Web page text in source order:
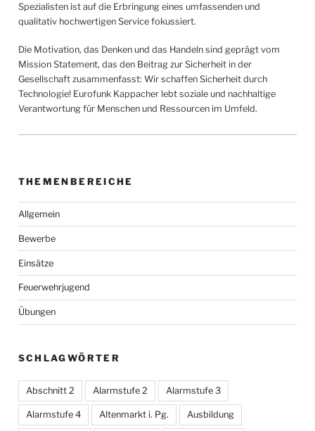
Spezialisten ist auf die Erbringung eines umfassenden und
qualitativ hochwertigen Service fokussiert.
Die Motivation, das Denken und das Handeln sind geprägt vom
Mission Statement, das den Beitrag zur Sicherheit in der
Gesellschaft zusammenfasst: Wir schaffen Sicherheit durch
Technologie! Eurofunk Kappacher lebt soziale und nachhaltige
Verantwortung für Menschen und Ressourcen im Umfeld.
THEMENBEREICHE
Allgemein
Bewerbe
Einsätze
Feuerwehrjugend
Übungen
SCHLAGWÖRTER
Abschnitt 2 Alarmstufe 2 Alarmstufe 3
Alarmstufe 4 Altenmarkt i. Pg. Ausbildung